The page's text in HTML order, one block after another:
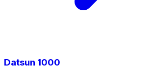
Datsun 1000